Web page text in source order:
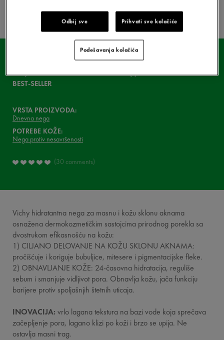
Phytosolution Dnevna nega
BEST-SELLER
VRSTA PROIZVODA:
Dnevna nega
POTREBE KOŽE:
Nega protiv nesavršenosti
30 comments
Vichy hidratantna nega za masnu i kožu sklonu aknama
osnažena dermokozmetičkim sastojcima prirodnog porekla sa
dvostrukom efikasnošću na kožu:
1) CILJANO DELOVANJE NA KOŽU SKLONU AKNAMA:
pročišćuje i koriguje bubuljice, mitesere i pigmentacijske fleke.
2) OBNAVLJANJE KOŽE: 24-časovna hidratacija, reguliše
sebum i smanjuje vidljivot pora. Obnavlja kožu, jača funkciju
barijere protiv spoljašnjih štetnih uticaja.
INOVACIJA: vrlo lagana tekstura na bazi vode koja sprečava
začepljenje pora, lagano klizi po koži i brzo se upija. Ne
ostavlja masni trag.
PROIZVOD?
VIDEO
ASK YOUR DERMATOLOGIST
ŠTA MISLE O TOME
Odbij sve Prihvati sve kolačiće
Podešavanja kolačića